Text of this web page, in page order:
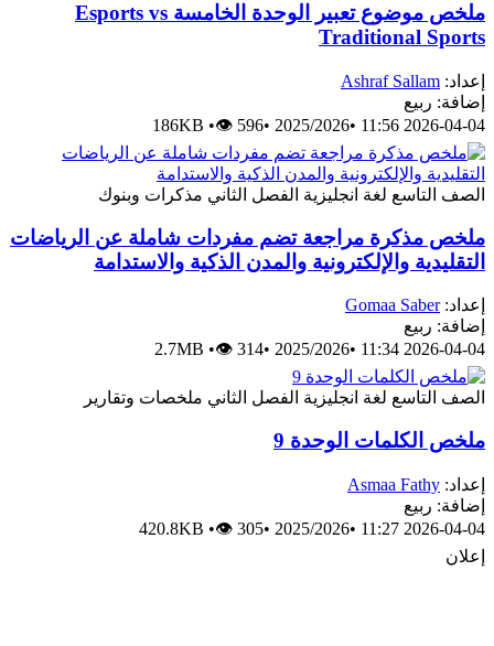
ملخص موضوع تعبير الوحدة الخامسة Esports vs
Traditional Sports
إعداد: Ashraf Sallam
إضافة: ربيع
2026-04-04 11:56
•
2025/2026
•
186KB •👁 596
الصف التاسع لغة انجليزية الفصل الثاني مذكرات وبنوك
ملخص مذكرة مراجعة تضم مفردات شاملة عن الرياضات
التقليدية والإلكترونية والمدن الذكية والاستدامة
إعداد: Gomaa Saber
إضافة: ربيع
2026-04-04 11:34
•
2025/2026
•
2.7MB •👁 314
الصف التاسع لغة انجليزية الفصل الثاني ملخصات وتقارير
ملخص الكلمات الوحدة 9
إعداد: Asmaa Fathy
إضافة: ربيع
2026-04-04 11:27
•
2025/2026
•
420.8KB •👁 305
إعلان